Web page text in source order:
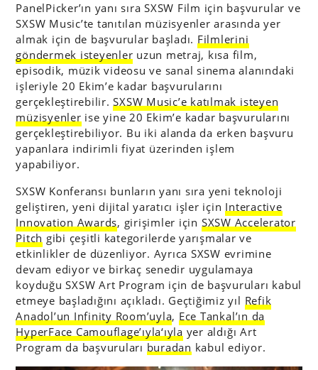
PanelPicker’ın yanı sıra SXSW Film için başvurular ve
SXSW Music’te tanıtılan müzisyenler arasında yer
almak için de başvurular başladı. Filmlerini
göndermek isteyenler uzun metraj, kısa film,
episodik, müzik videosu ve sanal sinema alanındaki
işleriyle 20 Ekim’e kadar başvurularını
gerçekleştirebilir.SXSW Music’e katılmak isteyen
müzisyenler ise yine 20 Ekim’e kadar başvurularını
gerçekleştirebiliyor. Bu iki alanda da erken başvuru
yapanlara indirimli fiyat üzerinden işlem
yapabiliyor.
SXSW Konferansı bunların yanı sıra yeni teknoloji
geliştiren, yeni dijital yaratıcı işler için Interactive
Innovation Awards, girişimler için SXSW Accelerator
Pitch gibi çeşitli kategorilerde yarışmalar ve
etkinlikler de düzenliyor. Ayrıca SXSW evrimine
devam ediyor ve birkaç senedir uygulamaya
koyduğu SXSW Art Program için de başvuruları kabul
etmeye başladığını açıkladı. Geçtiğimiz yıl Refik
Anadol’un Infinity Room’uyla, Ece Tankal’ın da
HyperFace Camouflage’ıyla‘ıyla yer aldığı Art
Program da başvuruları buradan kabul ediyor.